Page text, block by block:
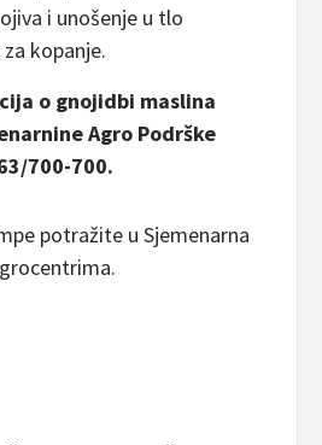
i unošenje u tlo
kopanje.
o gnojidbi maslina
Agro Podrške
700-700.
potražite u Sjemenarna